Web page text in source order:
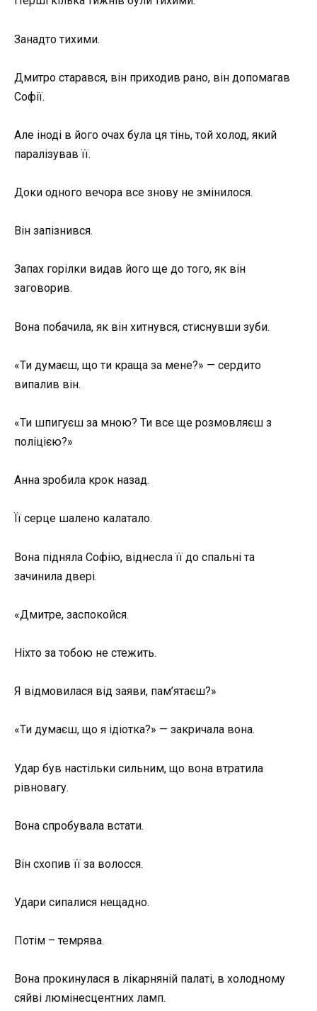
Занадто тихими.
Дмитро старався, він приходив рано, він допомагав
Софії.
Але іноді в його очах була ця тінь, той холод, який
паралізував її.
Доки одного вечора все знову не змінилося.
Він запізнився.
Запах горілки видав його ще до того, як він
заговорив.
Вона побачила, як він хитнувся, стиснувши зуби.
«Ти думаєш, що ти краща за мене?» — сердито
випалив він.
«Ти шпигуєш за мною? Ти все ще розмовляєш з
поліцією?»
Анна зробила крок назад.
Її серце шалено калатало.
Вона підняла Софію, віднесла її до спальні та
зачинила двері.
«Дмитре, заспокойся.
Ніхто за тобою не стежить.
Я відмовилася від заяви, пам’ятаєш?»
«Ти думаєш, що я ідіотка?» — закричала вона.
Удар був настільки сильним, що вона втратила
рівновагу.
Вона спробувала встати.
Він схопив її за волосся.
Удари сипалися нещадно.
Потім – темрява.
Вона прокинулася в лікарняній палаті, в холодному
сяйві люмінесцентних ламп.